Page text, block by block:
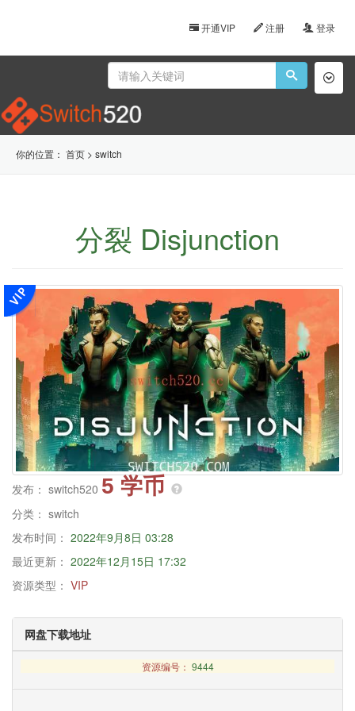
开通VIP 注册 登录
你的位置： 首页 > switch
分裂 Disjunction
发布： switch520 5 学币
分类： switch
发布时间： 2022年9月8日 03:28
最近更新： 2022年12月15日 17:32
资源类型： VIP
网盘下载地址
资源编号： 9444